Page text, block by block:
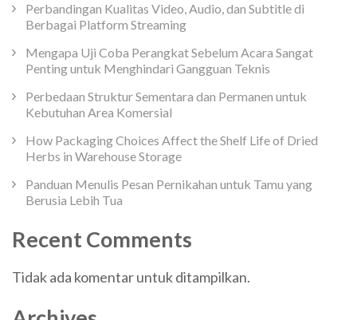
Perbandingan Kualitas Video, Audio, dan Subtitle di
Berbagai Platform Streaming
Mengapa Uji Coba Perangkat Sebelum Acara Sangat
Penting untuk Menghindari Gangguan Teknis
Perbedaan Struktur Sementara dan Permanen untuk
Kebutuhan Area Komersial
How Packaging Choices Affect the Shelf Life of Dried
Herbs in Warehouse Storage
Panduan Menulis Pesan Pernikahan untuk Tamu yang
Berusia Lebih Tua
Recent Comments
Tidak ada komentar untuk ditampilkan.